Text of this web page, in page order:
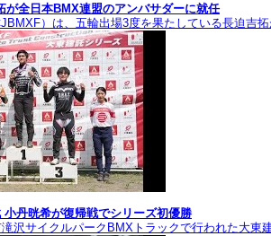
が全日本BMX連盟のアンバサダーに就任
）は、五輪出場3度を果たしている長迫吉
丹晄希が復帰戦でシリーズ初優勝
沢サイクルパークBMXトラックで行われた大